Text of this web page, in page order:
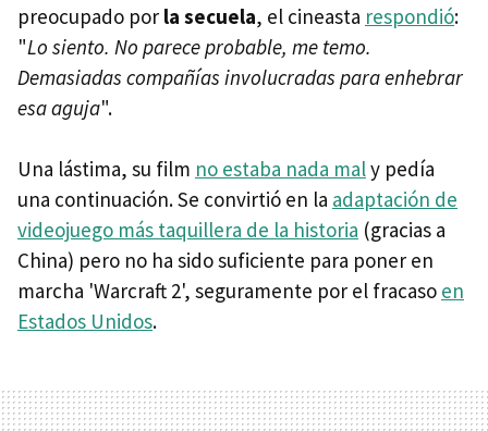
preocupado por la secuela, el cineasta respondió:
"Lo siento. No parece probable, me temo.
Demasiadas compañías involucradas para enhebrar
esa aguja".
Una lástima, su film no estaba nada maly pedía
una continuación. Se convirtió en la adaptación de
videojuego más taquillera de la historia (gracias a
China) pero no ha sido suficiente para poner en
marcha 'Warcraft 2', seguramente por el fracaso en
Estados Unidos.